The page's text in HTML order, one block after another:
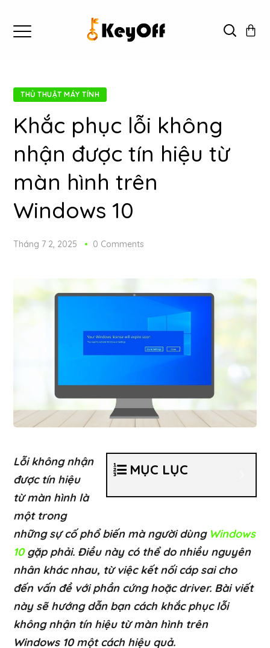
THỦ THUẬT MÁY TÍNH
Khắc phục lỗi không
nhận được tín hiệu từ
màn hình trên
Windows 10
Tháng 7 2, 2025 0 Comments
MỤC LỤC
Lỗi không nhận
được tín hiệu
từ màn hình là
một trong
những sự cố phổ biến mà người dùng Windows
10gặp phải. Điều này có thể do nhiều nguyên
nhân khác nhau, từ việc kết nối cáp sai cho
đến vấn đề với phần cứng hoặc driver. Bài viết
này sẽ hướng dẫn bạn cách khắc phục lỗi
không nhận tín hiệu từ màn hình trên
Windows 10 một cách hiệu quả.